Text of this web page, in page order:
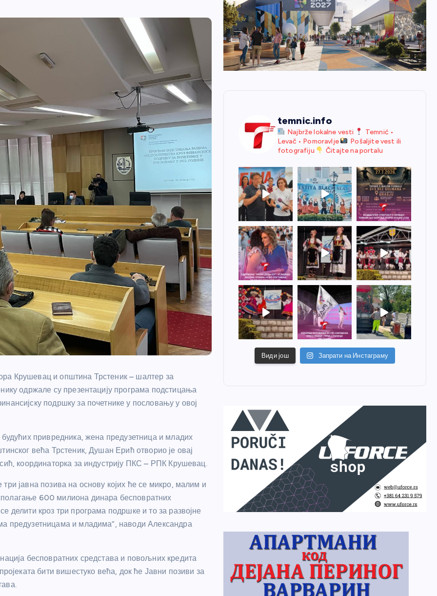
Крушевац и општина Трстеник – шалтер за
одржале су презентацију програма подстицања
подршку за почетнике у пословању у овој
привредника, жена предузетница и младих
већа Трстеник, Душан Ерић отворио је овај
координаторка за индустрију ПКС – РПК Крушевац.
јавна позива на основу којих ће се микро, малим и
600 милиона динара бесповратних
делити кроз три програма подршке и то за развојне
предузетницама и младима”, наводи Александра
бесповратних средстава и повољних кредита
бити вишестуко већа, док ће Јавни позиви за
temnic.info
Najbrže lokalne vesti
Temnić •
Levač • Pomoravlje
Pošaljite vest ili
fotografiju
Čitajte na portalu
Види још Запрати на Инстаграму